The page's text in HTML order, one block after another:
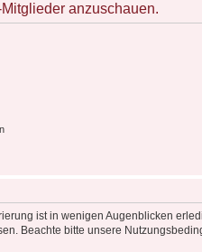
anzuschauen.
ist in wenigen Augenblicken
Beachte bitte unsere